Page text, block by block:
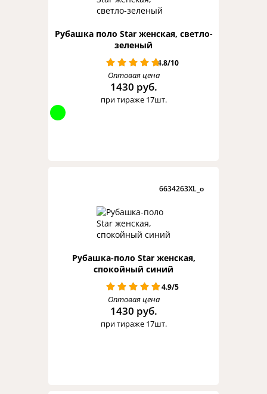
Рубашка поло Star женская, светло-
зеленый
4.8/10
Оптовая цена
1430 руб.
при тираже 17шт.
6634263XL_o
Рубашка-поло Star женская,
спокойный синий
4.9/5
Оптовая цена
1430 руб.
при тираже 17шт.